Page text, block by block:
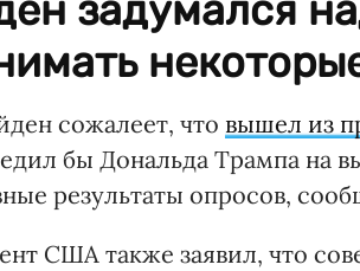
задумался
сожалеет, что вышел из
бы Дональда Трампа на
результаты опросов,
США также заявил, что